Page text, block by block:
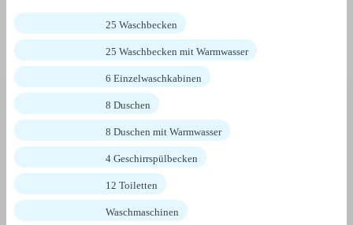
25 Waschbecken
25 Waschbecken mit Warmwasser
6 Einzelwaschkabinen
8 Duschen
8 Duschen mit Warmwasser
4 Geschirrspülbecken
12 Toiletten
Waschmaschinen